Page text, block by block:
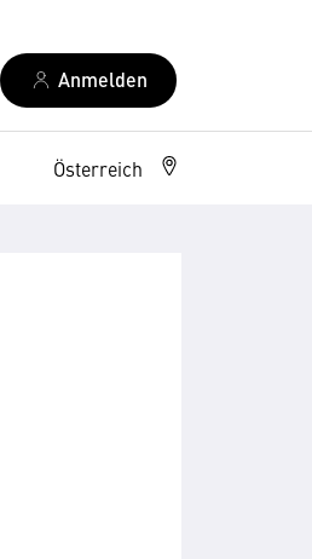
Anmelden
Österreich